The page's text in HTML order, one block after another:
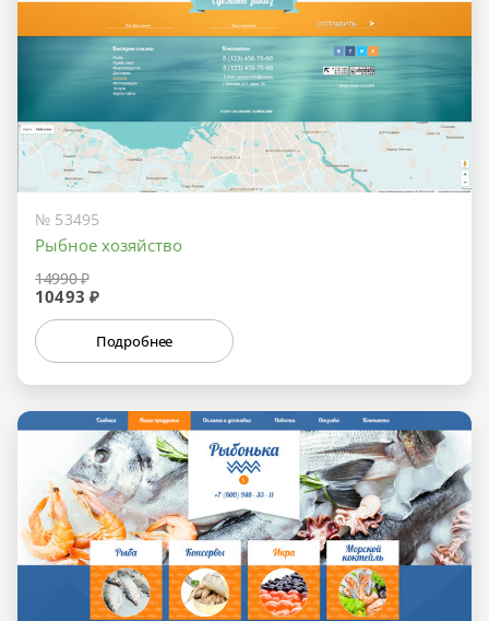
№ 53495
Рыбное хозяйство
14990 ₽
10493 ₽
Подробнее